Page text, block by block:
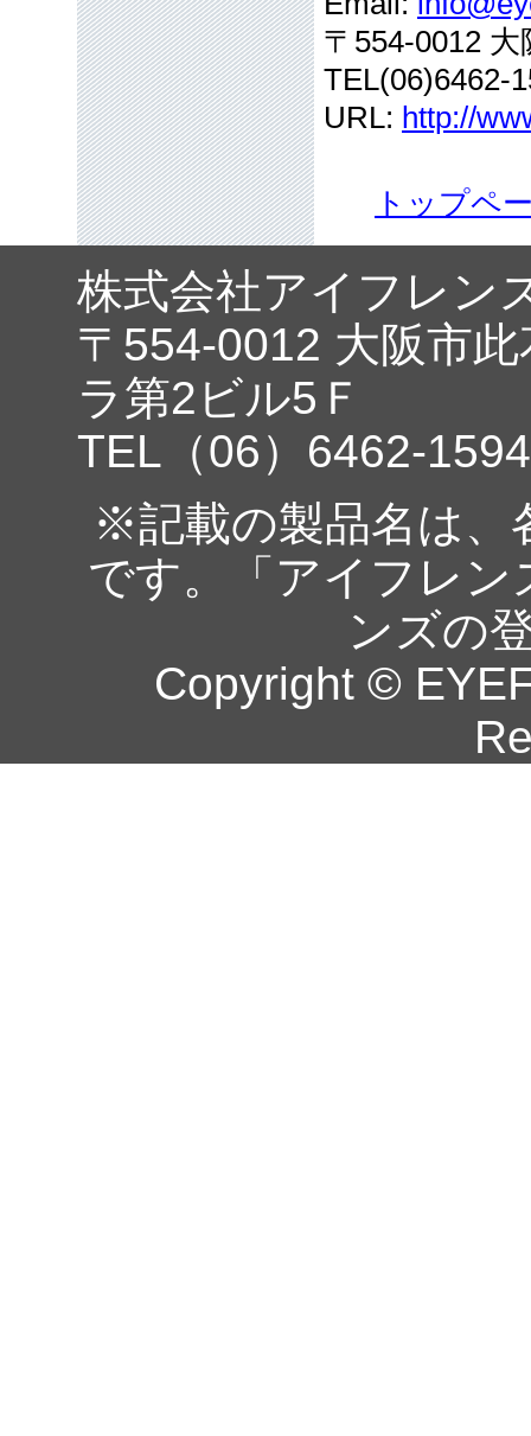
〒554-0012
TEL(06)6462-
URL: http://
トップペ
株式会社アイフレン
〒554-0012 大阪市
ラ第2ビル5Ｆ
TEL（06）6462-
※記載の製品名は、
です。「アイフレ
ンズの
Copyright ©